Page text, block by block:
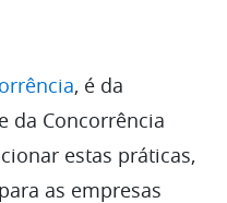
, é da
da Concorrência
estas práticas,
as empresas